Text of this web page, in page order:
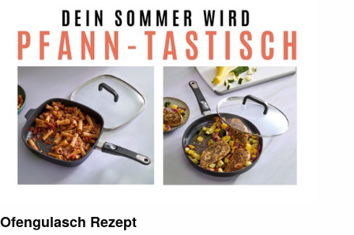
Ofengulasch Rezept